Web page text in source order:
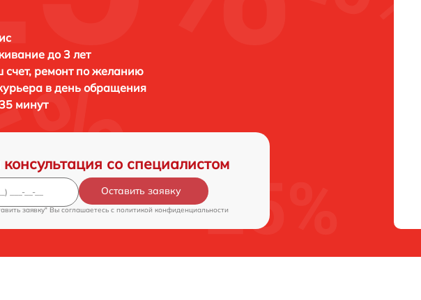
до 3 лет
ремонт по желанию
в день обращения
минут
со специалистом
Оставить заявку
заявку" Вы соглашаетесь c политикой конфиденциальности